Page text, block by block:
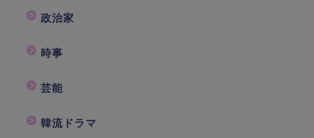
政治家
時事
芸能
韓流ドラマ